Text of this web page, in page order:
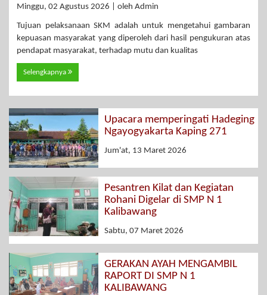
Minggu, 02 Agustus 2026 | oleh Admin
Tujuan pelaksanaan SKM adalah untuk mengetahui gambaran
kepuasan masyarakat yang diperoleh dari hasil pengukuran atas
pendapat masyarakat, terhadap mutu dan kualitas
Selengkapnya
Upacara memperingati Hadeging
Ngayogyakarta Kaping 271
Jum'at, 13 Maret 2026
Pesantren Kilat dan Kegiatan
Rohani Digelar di SMP N 1
Kalibawang
Sabtu, 07 Maret 2026
GERAKAN AYAH MENGAMBIL
RAPORT DI SMP N 1
KALIBAWANG